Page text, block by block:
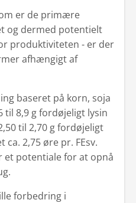
er de primære
og dermed potentielt
produktiviteten - er der
afhængigt af
baseret på korn, soja
til 8,9 g fordøjeligt lysin
til 2,70 g fordøjeligt
ca. 2,75 øre pr. FEsv.
et potentiale for at opnå
forbedring i